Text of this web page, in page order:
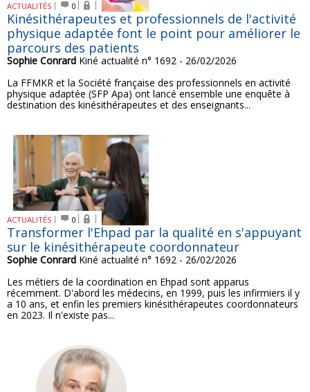
ACTUALITÉS 0
Kinésithérapeutes et professionnels de l'activité
physique adaptée font le point pour améliorer le
parcours des patients
Sophie Conrard Kiné actualité n° 1692 - 26/02/2026
La FFMKR et la Société française des professionnels en activité
physique adaptée (SFP Apa) ont lancé ensemble une enquête à
destination des kinésithérapeutes et des enseignants...
ACTUALITÉS 0
Transformer l'Ehpad par la qualité en s'appuyant
sur le kinésithérapeute coordonnateur
Sophie Conrard Kiné actualité n° 1692 - 26/02/2026
Les métiers de la coordination en Ehpad sont apparus
récemment. D'abord les médecins, en 1999, puis les infirmiers il y
a 10 ans, et enfin les premiers kinésithérapeutes coordonnateurs
en 2023. Il n'existe pas...